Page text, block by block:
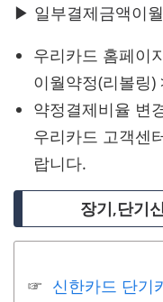
▶ 일부결제금액이
우리카드 홈페이
이월약정(리볼링
약정결제비율 변
우리카드 고객센
랍니다.
장기,단기
신한카드 단기